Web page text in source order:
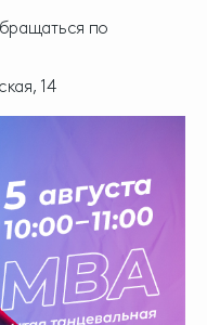
по
14